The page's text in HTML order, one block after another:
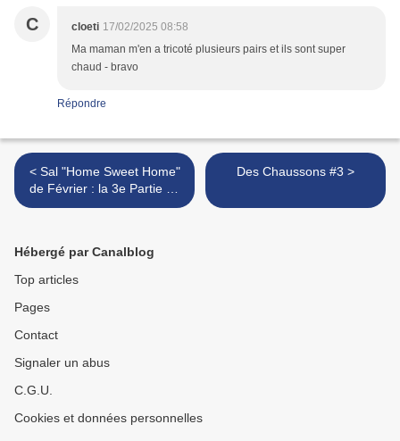
C cloeti 17/02/2025 08:58
Ma maman m'en a tricoté plusieurs pairs et ils sont super
chaud - bravo
Répondre
< Sal "Home Sweet Home"
de Février : la 3e Partie de
Dévoilée
Des Chaussons #3 >
Hébergé par Canalblog
Top articles
Pages
Contact
Signaler un abus
C.G.U.
Cookies et données personnelles